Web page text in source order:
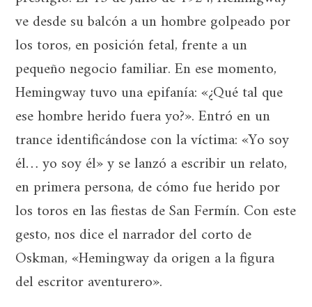
ve desde su balcón a un hombre golpeado por
los toros, en posición fetal, frente a un
pequeño negocio familiar. En ese momento,
Hemingway tuvo una epifanía: «¿Qué tal que
ese hombre herido fuera yo?». Entró en un
trance identificándose con la víctima: «Yo soy
él… yo soy él» y se lanzó a escribir un relato,
en primera persona, de cómo fue herido por
los toros en las fiestas de San Fermín. Con este
gesto, nos dice el narrador del corto de
Oskman, «Hemingway da origen a la figura
del escritor aventurero».